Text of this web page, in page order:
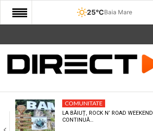
25°CBaia Mare
START
COMUNITATE
CULTURA
ECONOMIE
COMUNITATE
LA BĂIUȚ, ROCK N’ ROAD WEEKEND
CONTINUĂ…